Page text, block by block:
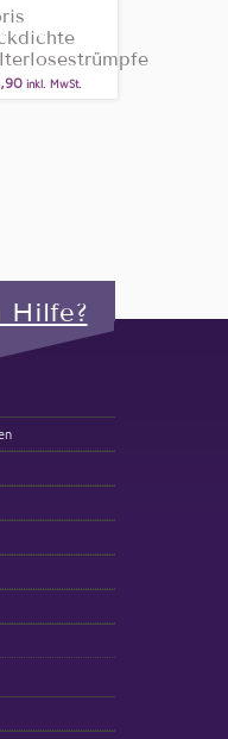
inkl. MwSt.
Hilfe?